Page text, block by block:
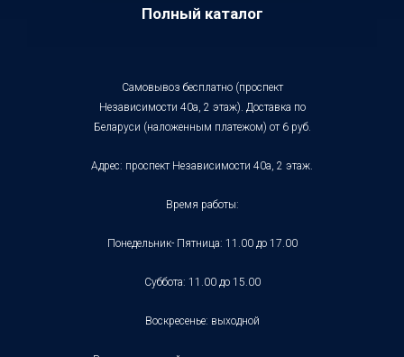
Полный каталог
Самовывоз бесплатно (проспект
Независимости 40а, 2 этаж). Доставка по
Беларуси (наложенным платежом) от 6 руб.
Адрес: проспект Независимости 40а, 2 этаж.
Время работы:
Понедельник- Пятница: 11.00 до 17.00
Суббота: 11.00 до 15.00
Воскресенье: выходной